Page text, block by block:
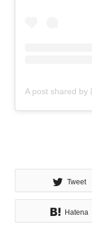
Tweet
Hatena